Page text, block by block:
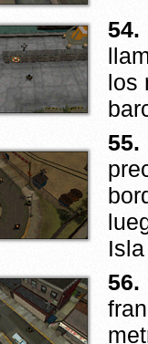
54.
los
55.
56.